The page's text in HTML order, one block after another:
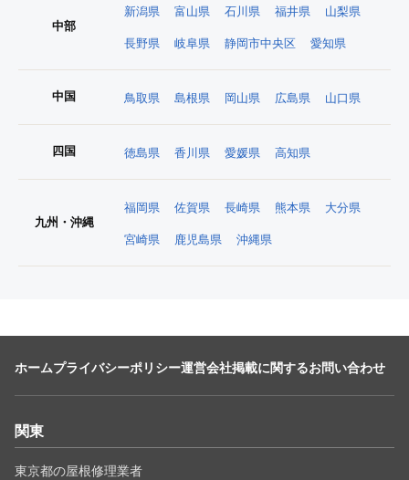
中部
新潟県 富山県 石川県 福井県 山梨県
長野県 岐阜県 静岡市中央区 愛知県
中国 鳥取県 島根県 岡山県 広島県 山口県
四国 徳島県 香川県 愛媛県 高知県
九州・沖縄
福岡県 佐賀県 長崎県 熊本県 大分県
宮崎県 鹿児島県 沖縄県
ホームプライバシーポリシー運営会社掲載に関するお問い合わせ
関東
東京都の屋根修理業者